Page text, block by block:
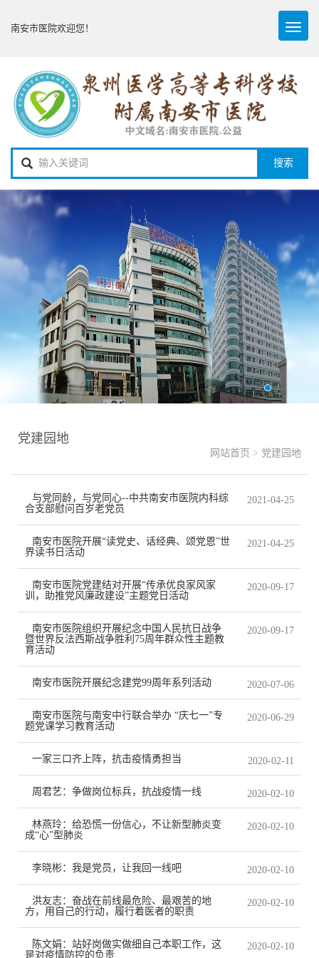
南安市医院欢迎您！
搜索
党建园地
网站首页 > 党建园地
与党同龄，与党同心--中共南安市医院内科综
合支部慰问百岁老党员
2021-04-25
南安市医院开展“读党史、话经典、颂党恩”世
界读书日活动
2021-04-25
南安市医院党建结对开展“传承优良家风家
训，助推党风廉政建设”主题党日活动
2020-09-17
南安市医院组织开展纪念中国人民抗日战争
暨世界反法西斯战争胜利75周年群众性主题教
育活动
2020-09-17
南安市医院开展纪念建党99周年系列活动 2020-07-06
南安市医院与南安中行联合举办 “庆七一”专
题党课学习教育活动
2020-06-29
一家三口齐上阵，抗击疫情勇担当 2020-02-11
周君艺：争做岗位标兵，抗战疫情一线 2020-02-10
林燕玲：给恐慌一份信心，不让新型肺炎变
成“心”型肺炎
2020-02-10
李晓彬：我是党员，让我回一线吧 2020-02-10
洪友志：奋战在前线最危险、最艰苦的地
方，用自己的行动，履行着医者的职责
2020-02-10
陈文娟：站好岗做实做细自己本职工作，这
是对疫情防控的负责
2020-02-10